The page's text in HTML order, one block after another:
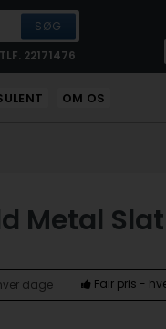
TLF. 22171476
OM OS
Metal
dage Fair pris -